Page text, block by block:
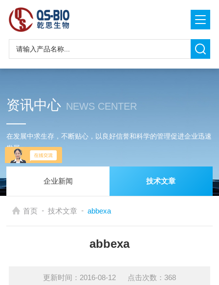
资讯中心 NEWS CENTER
在发展中求生存，不断贴心，以良好信誉和科学的管理促进企业迅速
发展
企业新闻 技术文章
首页 - 技术文章 - abbexa
abbexa
更新时间：2016-08-12 点击次数：368